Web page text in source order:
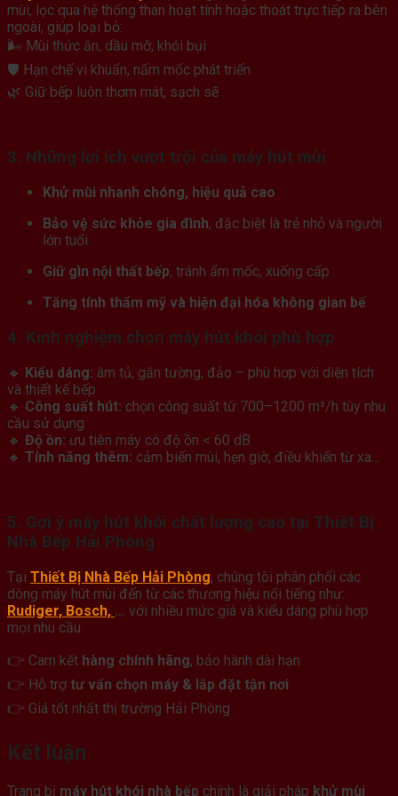
mùi, lọc qua hệ thống than hoạt tính hoặc thoát trực tiếp ra bên
ngoài, giúp loại bỏ:
🌬️ Mùi thức ăn, dầu mỡ, khói bụi
🛡️ Hạn chế vi khuẩn, nấm mốc phát triển
🌿 Giữ bếp luôn thơm mát, sạch sẽ
3. Những lợi ích vượt trội của máy hút mùi
Khử mùi nhanh chóng, hiệu quả cao
Bảo vệ sức khỏe gia đình, đặc biệt là trẻ nhỏ và người
lớn tuổi
Giữ gìn nội thất bếp, tránh ẩm mốc, xuống cấp
Tăng tính thẩm mỹ và hiện đại hóa không gian bế
4. Kinh nghiệm chọn máy hút khói phù hợp
🔸 Kiểu dáng: âm tủ, gắn tường, đảo – phù hợp với diện tích
và thiết kế bếp
🔸 Công suất hút: chọn công suất từ 700–1200 m³/h tùy nhu
cầu sử dụng
🔸 Độ ồn: ưu tiên máy có độ ồn < 60 dB
🔸 Tính năng thêm: cảm biến mùi, hẹn giờ, điều khiển từ xa…
5. Gợi ý máy hút khói chất lượng cao tại Thiết Bị
Nhà Bếp Hải Phòng
Tại Thiết Bị Nhà Bếp Hải Phòng, chúng tôi phân phối các
dòng máy hút mùi đến từ các thương hiệu nổi tiếng như:
Rudiger, Bosch, … với nhiều mức giá và kiểu dáng phù hợp
mọi nhu cầu.
👉 Cam kết hàng chính hãng, bảo hành dài hạn
👉 Hỗ trợ tư vấn chọn máy & lắp đặt tận nơi
👉 Giá tốt nhất thị trường Hải Phòng
Kết luận
Trang bị máy hút khói nhà bếp chính là giải pháp khử mùi